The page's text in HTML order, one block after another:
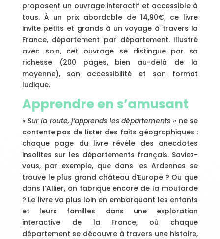
proposent un ouvrage interactif et accessible à
tous. À un prix abordable de 14,90€, ce livre
invite petits et grands à un voyage à travers la
France, département par département. Illustré
avec soin, cet ouvrage se distingue par sa
richesse (200 pages, bien au-delà de la
moyenne), son accessibilité et son format
ludique.
Apprendre en s’amusant
« Sur la route, j’apprends les départements » ne se
contente pas de lister des faits géographiques :
chaque page du livre révèle des anecdotes
insolites sur les départements français. Saviez-
vous, par exemple, que dans les Ardennes se
trouve le plus grand château d’Europe ? Ou que
dans l’Allier, on fabrique encore de la moutarde
? Le livre va plus loin en embarquant les enfants
et leurs familles dans une exploration
interactive de la France, où chaque
département se découvre à travers une histoire,